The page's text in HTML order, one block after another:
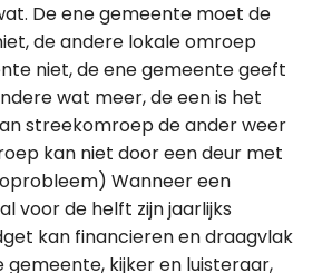
De ene gemeente moet de
de andere lokale omroep
niet, de ene gemeente geeft
wat meer, de een is het
streekomroep de ander weer
kan niet door een deur met
Wanneer een
voor de helft zijn jaarlijks
kan financieren en draagvlak
gemeente, kijker en luisteraar,